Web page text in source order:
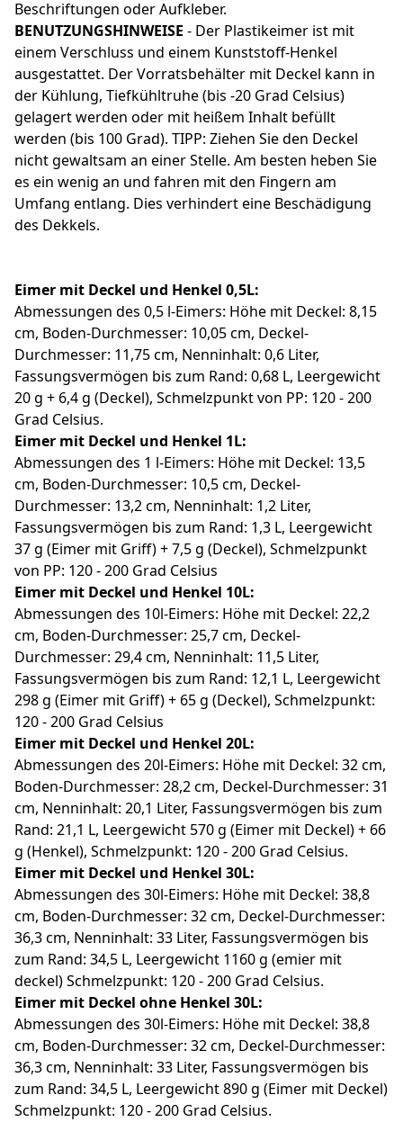
Beschriftungen oder Aufkleber.
BENUTZUNGSHINWEISE - Der Plastikeimer ist mit
einem Verschluss und einem Kunststoff-Henkel
ausgestattet. Der Vorratsbehälter mit Deckel kann in
der Kühlung, Tiefkühltruhe (bis -20 Grad Celsius)
gelagert werden oder mit heißem Inhalt befüllt
werden (bis 100 Grad). TIPP: Ziehen Sie den Deckel
nicht gewaltsam an einer Stelle. Am besten heben Sie
es ein wenig an und fahren mit den Fingern am
Umfang entlang. Dies verhindert eine Beschädigung
des Dekkels.
Eimer mit Deckel und Henkel 0,5L:
Abmessungen des 0,5 l-Eimers: Höhe mit Deckel: 8,15
cm, Boden-Durchmesser: 10,05 cm, Deckel-
Durchmesser: 11,75 cm, Nenninhalt: 0,6 Liter,
Fassungsvermögen bis zum Rand: 0,68 L, Leergewicht
20 g + 6,4 g (Deckel), Schmelzpunkt von PP: 120 - 200
Grad Celsius.
Eimer mit Deckel und Henkel 1L:
Abmessungen des 1 l-Eimers: Höhe mit Deckel: 13,5
cm, Boden-Durchmesser: 10,5 cm, Deckel-
Durchmesser: 13,2 cm, Nenninhalt: 1,2 Liter,
Fassungsvermögen bis zum Rand: 1,3 L, Leergewicht
37 g (Eimer mit Griff) + 7,5 g (Deckel), Schmelzpunkt
von PP: 120 - 200 Grad Celsius
Eimer mit Deckel und Henkel 10L:
Abmessungen des 10l-Eimers: Höhe mit Deckel: 22,2
cm, Boden-Durchmesser: 25,7 cm, Deckel-
Durchmesser: 29,4 cm, Nenninhalt: 11,5 Liter,
Fassungsvermögen bis zum Rand: 12,1 L, Leergewicht
298 g (Eimer mit Griff) + 65 g (Deckel), Schmelzpunkt:
120 - 200 Grad Celsius
Eimer mit Deckel und Henkel 20L:
Abmessungen des 20l-Eimers: Höhe mit Deckel: 32 cm,
Boden-Durchmesser: 28,2 cm, Deckel-Durchmesser: 31
cm, Nenninhalt: 20,1 Liter, Fassungsvermögen bis zum
Rand: 21,1 L, Leergewicht 570 g (Eimer mit Deckel) + 66
g (Henkel), Schmelzpunkt: 120 - 200 Grad Celsius.
Eimer mit Deckel und Henkel 30L:
Abmessungen des 30l-Eimers: Höhe mit Deckel: 38,8
cm, Boden-Durchmesser: 32 cm, Deckel-Durchmesser:
36,3 cm, Nenninhalt: 33 Liter, Fassungsvermögen bis
zum Rand: 34,5 L, Leergewicht 1160 g (emier mit
deckel) Schmelzpunkt: 120 - 200 Grad Celsius.
Eimer mit Deckel ohne Henkel 30L:
Abmessungen des 30l-Eimers: Höhe mit Deckel: 38,8
cm, Boden-Durchmesser: 32 cm, Deckel-Durchmesser:
36,3 cm, Nenninhalt: 33 Liter, Fassungsvermögen bis
zum Rand: 34,5 L, Leergewicht 890 g (Eimer mit Deckel)
Schmelzpunkt: 120 - 200 Grad Celsius.